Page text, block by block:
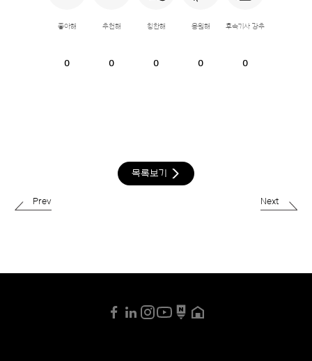
좋아해
0
추천해
0
칭찬해
0
응원해
0
후속기사 강추
0
목록보기
Prev Next